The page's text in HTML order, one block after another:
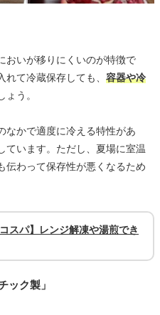
おいが移りにくいのが特徴で
て冷蔵保存しても、 容器や冷
ょう。
なかで適度に冷える特性があ
ています。ただし、夏場に室温
伝わって保存性が悪くなるため
スパ】レンジ解凍や湯煎でき
ック製」